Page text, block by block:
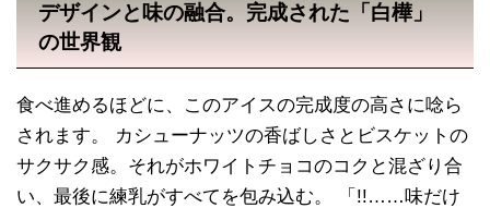
デザインと味の融合。完成された「白樺」
の世界観
食べ進めるほどに、このアイスの完成度の高さに唸ら
されます。 カシューナッツの香ばしさとビスケットの
サクサク感。それがホワイトチョコのコクと混ざり合
い、最後に練乳がすべてを包み込む。 「!!……味だけ